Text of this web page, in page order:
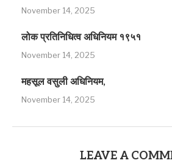
November 14, 2025
लोक प्रतिनिधित्व अधिनियम १९५१
November 14, 2025
महसूल वसुली अधिनियम,
November 14, 2025
LEAVE A